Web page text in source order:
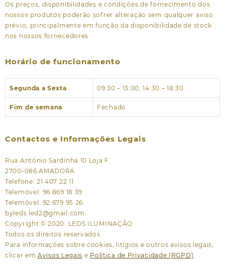
Os preços, disponibilidades e condições de fornecimento dos
nossos produtos poderão sofrer alteração sem qualquer aviso
prévio, principalmente em função da disponibilidade de stock
nos nossos fornecedores.
Horário de funcionamento
Segunda a Sexta 09:30 – 13:00, 14:30 – 18:30
Fim de semana Fechado
Contactos e Informações Legais
Rua António Sardinha 10 Loja F
2700-086 AMADORA
Telefone: 21 407 22 11
Telemóvel: 96 869 18 39
Telemóvel: 92 679 95 26
byleds.led2@gmail.com
Copyright © 2020. LEDS ILUMINAÇÃO
Todos os direitos reservados.
Para informações sobre cookies, litígios e outros avisos legais,
clicar em Avisos Legais e Política de Privacidade (RGPD).